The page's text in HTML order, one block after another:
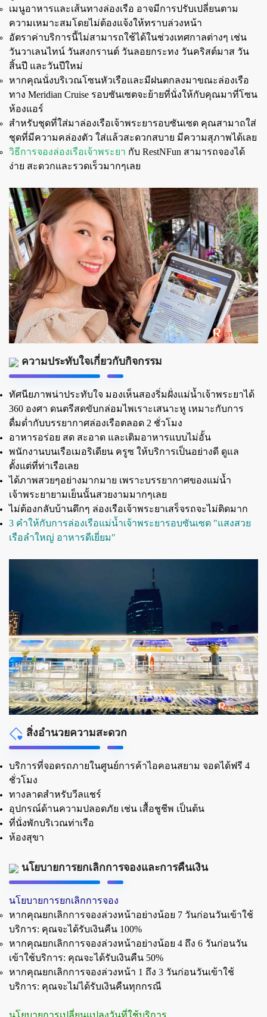
เมนูอาหารและเส้นทางล่องเรือ อาจมีการปรับเปลี่ยนตาม
ความเหมาะสมโดยไม่ต้องแจ้งให้ทราบล่วงหน้า
อัตราค่าบริการนี้ไม่สามารถใช้ได้ในช่วงเทศกาลต่างๆ เช่น
วันวาเลนไทน์ วันสงกรานต์ วันลอยกระทง วันคริสต์มาส วัน
สิ้นปี และวันปีใหม่
หากคุณนั่งบริเวณโซนหัวเรือและมีฝนตกลงมาขณะล่องเรือ
ทาง Meridian Cruise รอบซันเซตจะย้ายที่นั่งให้กับคุณมาที่โซน
ห้องแอร์
สำหรับชุดที่ใส่มาล่องเรือเจ้าพระยารอบซันเซต คุณสามาถใส่
ชุดที่มีความคล่องตัว ใส่แล้วสะดวกสบาย มีความสุภาพได้เลย
วิธีการจองล่องเรือเจ้าพระยา กับ RestNFun สามารถจองได้
ง่าย สะดวกและรวดเร็วมากๆเลย
ความประทับใจเกี่ยวกับกิจกรรม
ทัศนียภาพน่าประทับใจ มองเห็นสองริ่มฝั่งแม่น้ำเจ้าพระยาได้
360 องศา ดนตรีสดขับกล่อมไพเราะเสนาะหู เหมาะกับการ
ดื่มด่ำกับบรรยากาศล่องเรือตลอด 2 ชั่วโมง
อาหารอร่อย สด สะอาด และเติมอาหารแบบไม่อั้น
พนักงานบนเรือเมอริเดียน ครูซ ให้บริการเป็นอย่างดี ดูแล
ตั้งแต่ที่ท่าเรือเลย
ได้ภาพสวยๆอย่างมากมาย เพราะบรรยากาศของแม่น้ำ
เจ้าพระยายามเย็นนั้นสวยงามมากๆเลย
ไม่ต้องกลับบ้านดึกๆ ล่องเรือเจ้าพระยาเสร็จรถจะไม่ติดมาก
3 คำให้กับการล่องเรือแม่น้ำเจ้าพระยารอบซันเซต "แสงสวย
เรือลำใหญ่ อาหารดีเยี่ยม"
สิ่งอำนวยความสะดวก
บริการที่จอดรถภายในศูนย์การค้าไอคอนสยาม จอดได้ฟรี 4
ชั่วโมง
ทางลาดสำหรับวีลแชร์
อุปกรณ์ด้านความปลอดภัย เช่น เสื้อชูชีพ เป็นต้น
ที่นั่งพักบริเวณท่าเรือ
ห้องสุขา
นโยบายการยกเลิกการจองและการคืนเงิน
นโยบายการยกเลิกการจอง
หากคุณยกเลิกการจองล่วงหน้าอย่างน้อย 7 วันก่อนวันเข้าใช้
บริการ: คุณจะได้รับเงินคืน 100%
หากคุณยกเลิกการจองล่วงหน้าอย่างน้อย 4 ถึง 6 วันก่อนวัน
เข้าใช้บริการ: คุณจะได้รับเงินคืน 50%
หากคุณยกเลิกการจองล่วงหน้า 1 ถึง 3 วันก่อนวันเข้าใช้
บริการ: คุณจะไม่ได้รับเงินคืนทุกกรณี